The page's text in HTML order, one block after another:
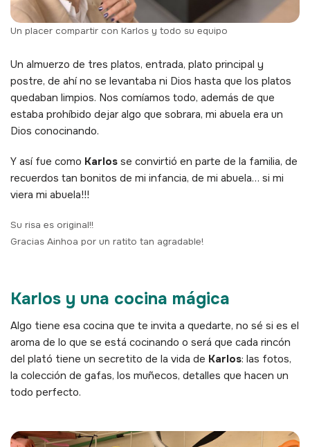
Un placer compartir con Karlos y todo su equipo
Un almuerzo de tres platos, entrada, plato principal y
postre, de ahí no se levantaba ni Dios hasta que los platos
quedaban limpios. Nos comíamos todo, además de que
estaba prohíbido dejar algo que sobrara, mi abuela era un
Dios conocinando.
Y así fue como Karlos se convirtió en parte de la familia, de
recuerdos tan bonitos de mi infancia, de mi abuela… si mi
viera mi abuela!!!
Su risa es original!!
Gracias Ainhoa por un ratito tan agradable!
Karlos y una cocina mágica
Algo tiene esa cocina que te invita a quedarte, no sé si es el
aroma de lo que se está cocinando o será que cada rincón
del plató tiene un secretito de la vida de Karlos: las fotos,
la colección de gafas, los muñecos, detalles que hacen un
todo perfecto.